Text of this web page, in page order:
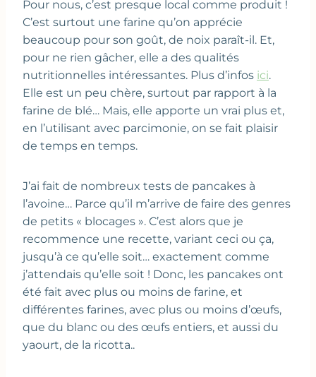
Pour nous, c’est presque local comme produit !
C’est surtout une farine qu’on apprécie
beaucoup pour son goût, de noix paraît-il. Et,
pour ne rien gâcher, elle a des qualités
nutritionnelles intéressantes. Plus d’infos ici.
Elle est un peu chère, surtout par rapport à la
farine de blé… Mais, elle apporte un vrai plus et,
en l’utilisant avec parcimonie, on se fait plaisir
de temps en temps.
J’ai fait de nombreux tests de pancakes à
l’avoine… Parce qu’il m’arrive de faire des genres
de petits « blocages ». C’est alors que je
recommence une recette, variant ceci ou ça,
jusqu’à ce qu’elle soit… exactement comme
j’attendais qu’elle soit ! Donc, les pancakes ont
été fait avec plus ou moins de farine, et
différentes farines, avec plus ou moins d’œufs,
que du blanc ou des œufs entiers, et aussi du
yaourt, de la ricotta..